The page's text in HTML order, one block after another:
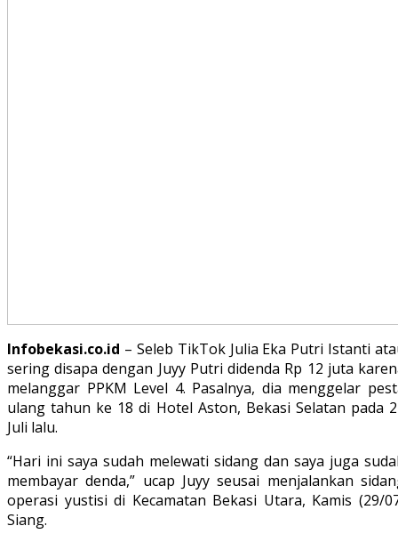
Infobekasi.co.id – Seleb TikTok Julia Eka Putri Istanti
sering disapa dengan Juyy Putri didenda Rp 12 juta
melanggar PPKM Level 4. Pasalnya, dia menggelar
ulang tahun ke 18 di Hotel Aston, Bekasi Selatan pada
Juli lalu.
“Hari ini saya sudah melewati sidang dan saya juga
membayar denda,” ucap Juyy seusai menjalankan
operasi yustisi di Kecamatan Bekasi Utara, Kamis (29/
Siang.